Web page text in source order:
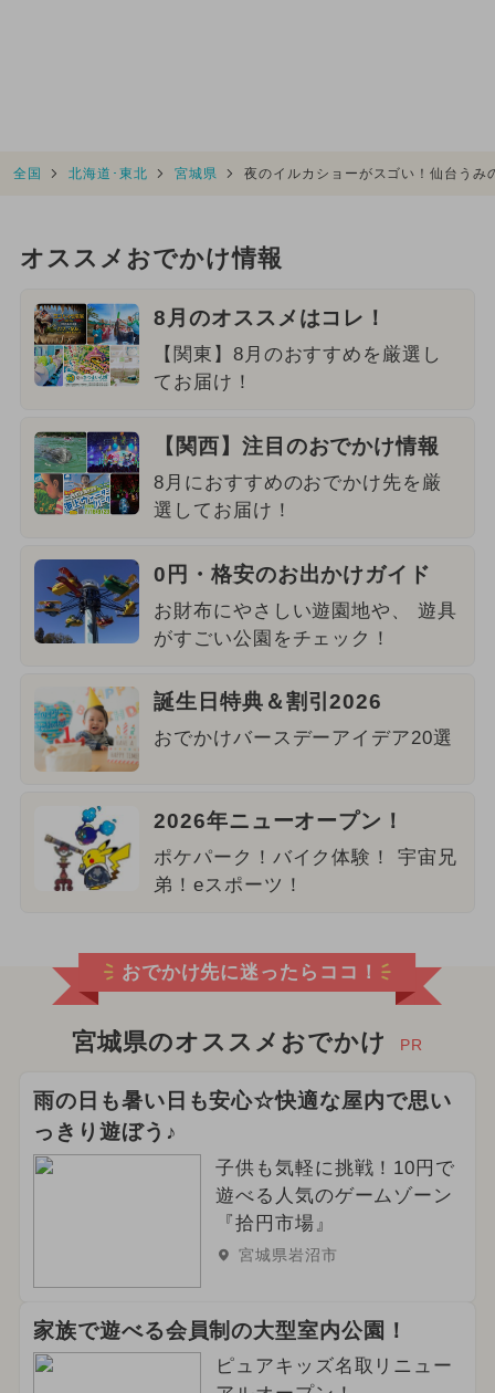
全国 北海道･東北 宮城県 夜のイルカショーがスゴい！仙台う
オススメおでかけ情報
8月のオススメはコレ！
【関東】8月のおすすめを厳選し
てお届け！
【関西】注目のおでかけ情報
8月におすすめのおでかけ先を厳
選してお届け！
0円・格安のお出かけガイド
お財布にやさしい遊園地や、 遊具
がすごい公園をチェック！
誕生日特典＆割引2026
おでかけバースデーアイデア20選
2026年ニューオープン！
ポケパーク！バイク体験！ 宇宙兄
弟！eスポーツ！
おでかけ先に迷ったらココ！
宮城県のオススメおでかけ PR
雨の日も暑い日も安心☆快適な屋内で思い
っきり遊ぼう♪
子供も気軽に挑戦！10円で
遊べる人気のゲームゾーン
『拾円市場』
宮城県岩沼市
家族で遊べる会員制の大型室内公園！
ピュアキッズ名取リニュー